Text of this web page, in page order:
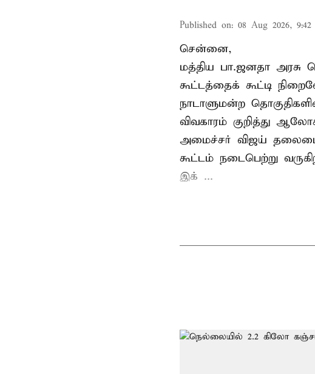
Published on: 08 Aug 2026, 9:42
சென்னை,
மத்திய பா.ஜனதா அரசு
கூட்டத்தைக் கூட்டி
நாடாளுமன்ற
விவகாரம் குறித்து
அமைச்சர் விஜய்
கூட்டம் நடைபெற்று
இக் ...